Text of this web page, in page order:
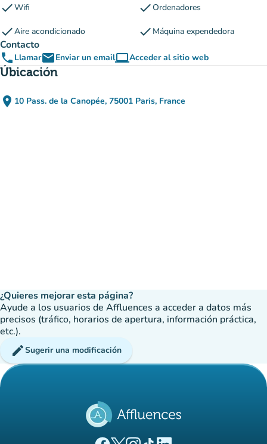
checkWifi checkOrdenadores
checkAire acondicionado check Máquina expendedora
Contacto
phone LlamaremailEnviar un emailcomputerAcceder al sitio web
(nueva pestaña)
Úbicación
place 10 Pass. de la Canopée, 75001 Paris, France
(abrir en Google Maps)
(nueva pestaña)
¿Quieres mejorar esta página?
Ayude a los usuarios de Affluences a acceder a datos más
precisos (tráfico, horarios de apertura, información práctica,
etc.).
editSugerir una modificación